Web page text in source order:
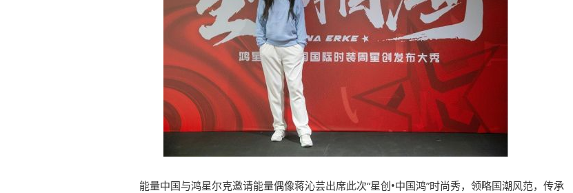
能量中国与鸿星尔克邀请能量偶像蒋沁芸出席此次“星创•中国鸿”时尚秀，领略国潮风范，传承